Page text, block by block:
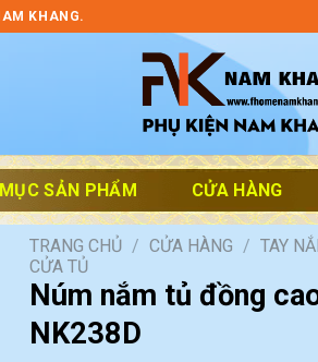
KHANG.
SẢN PHẨM CỬA HÀNG
TRANG CHỦ / CỬA HÀNG / TAY
CỬA TỦ
Núm nắm tủ đồng
NK238D